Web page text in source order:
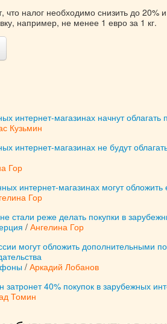
что налог необходимо снизить до 20%
например, не менее 1 евро за 1 кг.
интернет-магазинах начнут
Кузьмин
интернет-магазинах не будут
Гор
интернет-магазинах могут
Гор
стали реже делать покупки в
/ Ангелина Гор
могут обложить дополнительными
/ Аркадий Лобанов
40% покупок в зарубежных
Томин